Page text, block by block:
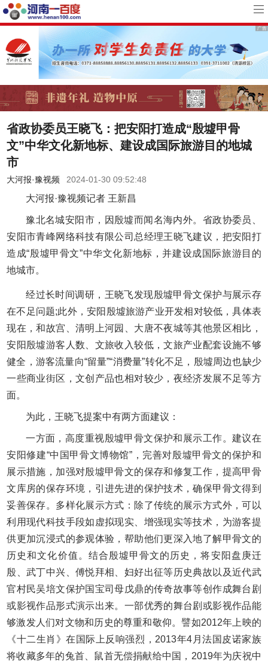
省政协委员王晓飞：把安阳打造成“殷墟甲骨
文”中华文化新地标、建设成国际旅游目的地城
市
大河报·豫视频 2024-01-30 09:52:48
大河报·豫视频记者 王新昌
豫北名城安阳市，因殷墟而闻名海内外。省政协委员、
安阳市青峰网络科技有限公司总经理王晓飞建议，把安阳打
造成“殷墟甲骨文”中华文化新地标，并建设成国际旅游目的
地城市。
经过长时间调研，王晓飞发现殷墟甲骨文保护与展示存
在不足问题;此外，安阳殷墟旅游产业开发相对较低，具体表
现在，和故宫、清明上河园、大唐不夜城等其他景区相比，
安阳殷墟游客人数、文旅收入较低，文旅产业配套设施不够
健全，游客流量向“留量”“消费量”转化不足，殷墟周边也缺少
一些商业街区，文创产品也相对较少，夜经济发展不足等方
面。
为此，王晓飞提案中有两方面建议：
一方面，高度重视殷墟甲骨文保护和展示工作。建议在
安阳修建“中国甲骨文博物馆”，完善对殷墟甲骨文的保护和
展示措施，加强对殷墟甲骨文的保存和修复工作，提高甲骨
文库房的保存环境，引进先进的保护技术，确保甲骨文得到
妥善保存。多样化展示方式：除了传统的展示方式外，可以
利用现代科技手段如虚拟现实、增强现实等技术，为游客提
供更加沉浸式的参观体验，帮助他们更深入地了解甲骨文的
历史和文化价值。结合殷墟甲骨文的历史，将安阳盘庚迁
殷、武丁中兴、傅悦拜相、妇好出征等历史典故以及近代武
官村民吴培文保护国宝司母戊鼎的传奇故事等创作成舞台剧
或影视作品形式演示出来。一部优秀的舞台剧或影视作品能
够激发人们对文物和历史的尊重和敬仰。譬如2012年上映的
《十二生肖》在国际上反响强烈，2013年4月法国皮诺家族
将收藏多年的兔首、鼠首无偿捐献给中国，2019年为庆祝中